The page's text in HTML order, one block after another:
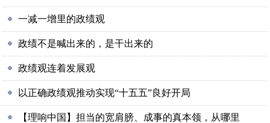
一减一增里的政绩观
政绩不是喊出来的，是干出来的
政绩观连着发展观
以正确政绩观推动实现“十五五”良好开局
【理响中国】担当的宽肩膀、成事的真本领，从哪里